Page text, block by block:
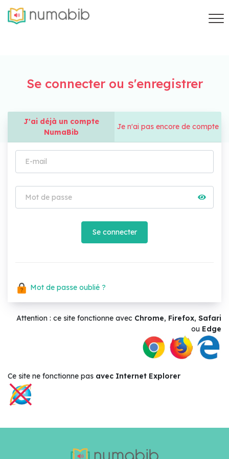
Se connecter ou s'enregistrer
J'ai déjà un compte
NumaBib
Je n'ai pas encore de compte
Se connecter
Mot de passe oublié ?
Attention : ce site fonctionne avec Chrome, Firefox, Safari
ou Edge
Ce site ne fonctionne pas avec Internet Explorer